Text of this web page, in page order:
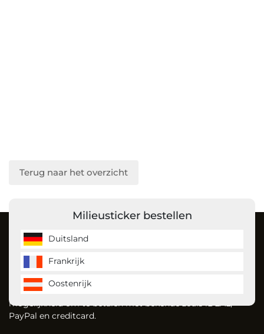
Milieusticker bestellen
Duitsland
Frankrijk
Oostenrijk
Terug naar het overzicht
Over ons
MilieustickerKopen is de milieusticker specialist en bestelt
u gemakkelijk uw milieusticker voor Duitsland, Frankrijk en
vignet voor Oostenrijk. Dankzij onze website heeft u de
mogelijkheid om te betalen met bekende zoals iDEAL,
PayPal en creditcard.